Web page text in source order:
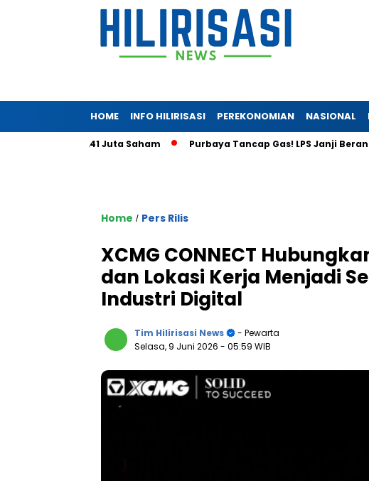
HOME INFO HILIRISASI PEREKONOMIAN NASIONAL
5,41 Juta Saham Purbaya Tancap Gas! LPS Janji Berani
Home / Pers Rilis
XCMG CONNECT
dan Lokasi Kerja Menjadi
Industri Digital
Tim Hilirisasi News
- Pewarta
Selasa, 9 Juni 2026 - 05:59 WIB